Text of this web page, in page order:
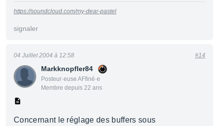
https://soundcloud.com/my-dear-pastel
signaler
Markknopfler84
Posteur·euse AFfiné·e
Membre depuis 22 ans
04 Juillet 2004 à 12:58 #14
Concernant le réglage des buffers sous